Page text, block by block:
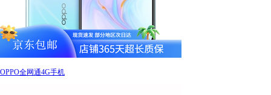
OPPO全网通4G手机